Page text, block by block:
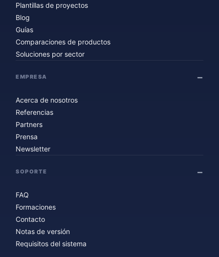
Plantillas de proyectos
Blog
Guías
Comparaciones de productos
Soluciones por sector
EMPRESA
Acerca de nosotros
Referencias
Partners
Prensa
Newsletter
SOPORTE
FAQ
Formaciones
Contacto
Notas de versión
Requisitos del sistema